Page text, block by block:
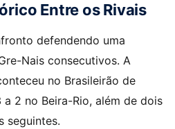
Entre os Rivais
defendendo uma
Nais consecutivos. A
no Brasileirão de
2 no Beira-Rio, além de dois
seguintes.